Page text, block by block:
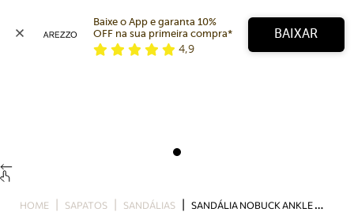
Bolsa
Baixe o App e garanta 10%
OFF na sua primeira compra*
4,9
BAIXAR
HOME SAPATOS SANDÁLIAS S
ANDÁLIA NOBUCK ANKLE PRETA